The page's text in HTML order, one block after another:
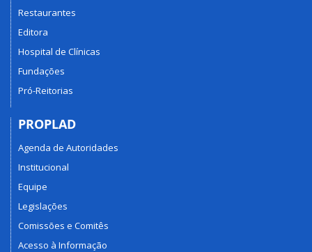
Restaurantes
Editora
Hospital de Clínicas
Fundações
Pró-Reitorias
PROPLAD
Agenda de Autoridades
Institucional
Equipe
Legislações
Comissões e Comitês
Acesso à Informação